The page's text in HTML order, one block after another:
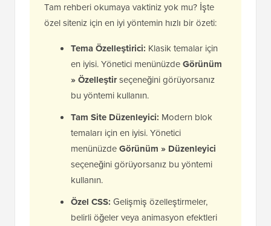
Tam rehberi okumaya vaktiniz yok mu? İşte
özel siteniz için en iyi yöntemin hızlı bir özeti:
Tema Özelleştirici: Klasik temalar için
en iyisi. Yönetici menünüzdeGörünüm
» Özelleştirseçeneğini görüyorsanız
bu yöntemi kullanın.
Tam Site Düzenleyici: Modern blok
temaları için en iyisi. Yönetici
menünüzdeGörünüm » Düzenleyici
seçeneğini görüyorsanız bu yöntemi
kullanın.
Özel CSS: Gelişmiş özelleştirmeler,
belirli öğeler veya animasyon efektleri